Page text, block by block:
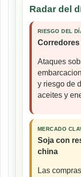
Radar del
RIESGO DEL
Corredores
Ataques
y riesgo de
aceites y
MERCADO
Soja con
china
Las